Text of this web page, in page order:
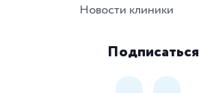
Новости клиники
Подписаться